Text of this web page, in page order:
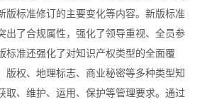
版标准修订的主要变化等内容。新版标准
出了合规属性，强化了领导重视、全员参
标准还强化了对知识产权类型的全面覆
版权、地理标志、商业秘密等多种类型知
取、维护、运用、保护等管理要求。通过